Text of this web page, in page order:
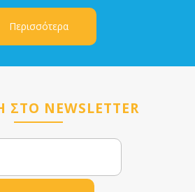
Περισσότερα
NEWSLETTER